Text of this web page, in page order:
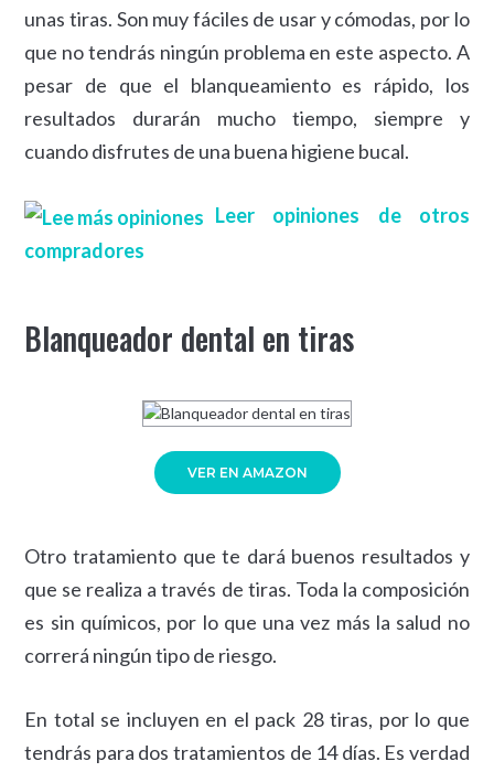
unas tiras. Son muy fáciles de usar y cómodas, por lo
que no tendrás ningún problema en este aspecto. A
pesar de que el blanqueamiento es rápido, los
resultados durarán mucho tiempo, siempre y
cuando disfrutes de una buena higiene bucal.
Leer opiniones de otros
compradores
Blanqueador dental en tiras
VER EN AMAZON
Otro tratamiento que te dará buenos resultados y
que se realiza a través de tiras. Toda la composición
es sin químicos, por lo que una vez más la salud no
correrá ningún tipo de riesgo.
En total se incluyen en el pack 28 tiras, por lo que
tendrás para dos tratamientos de 14 días. Es verdad